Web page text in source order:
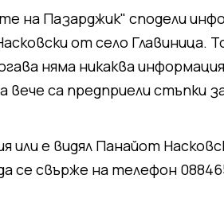
на Пазарджик" сподели
от село Главиница.
няма никаква
вече са предприели стъпки
или е видял Панайот
се свърже на телефон